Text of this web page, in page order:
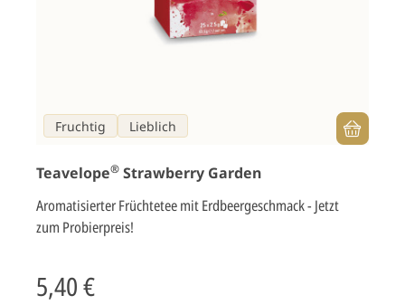
Fruchtig Lieblich
Teavelope® Strawberry Garden
Aromatisierter Früchtetee mit Erdbeergeschmack - Jetzt
zum Probierpreis!
5,40 €